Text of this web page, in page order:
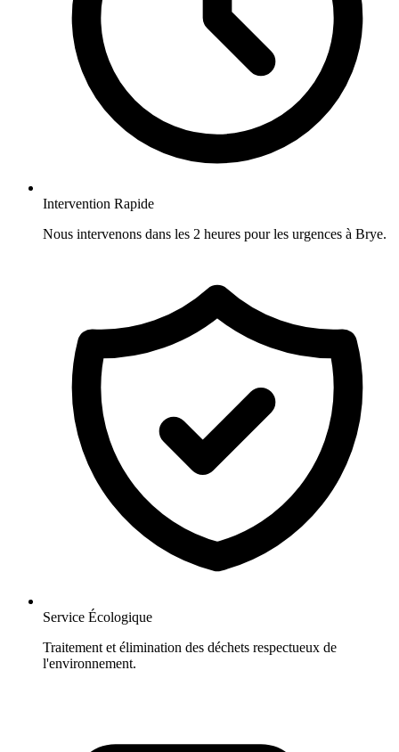
Intervention Rapide
Nous intervenons dans les 2 heures pour les urgences à Brye.
Service Écologique
Traitement et élimination des déchets respectueux de
l'environnement.